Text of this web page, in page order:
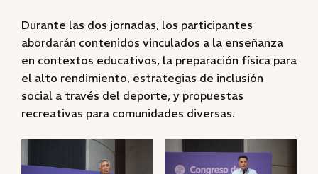
Durante las dos jornadas, los participantes
abordarán contenidos vinculados a la enseñanza
en contextos educativos, la preparación física para
el alto rendimiento, estrategias de inclusión
social a través del deporte, y propuestas
recreativas para comunidades diversas.